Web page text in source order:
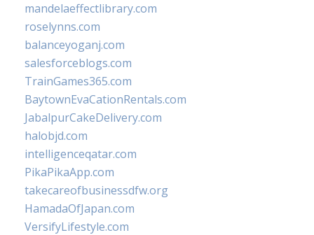
mandelaeffectlibrary.com
roselynns.com
balanceyoganj.com
salesforceblogs.com
TrainGames365.com
BaytownEvaCationRentals.com
JabalpurCakeDelivery.com
halobjd.com
intelligenceqatar.com
PikaPikaApp.com
takecareofbusinessdfw.org
HamadaOfJapan.com
VersifyLifestyle.com